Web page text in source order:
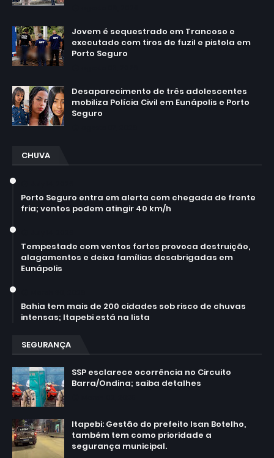
Jovem é sequestrado em Trancoso e
executado com tiros de fuzil e pistola em
Porto Seguro
Desaparecimento de três adolescentes
mobiliza Polícia Civil em Eunápolis e Porto
Seguro
CHUVA
Porto Seguro entra em alerta com chegada de frente
fria; ventos podem atingir 40 km/h
Tempestade com ventos fortes provoca destruição,
alagamentos e deixa famílias desabrigadas em
Eunápolis
Bahia tem mais de 200 cidades sob risco de chuvas
intensas; Itapebi está na lista
SEGURANÇA
SSP esclarece ocorrência no Circuito
Barra/Ondina; saiba detalhes
Itapebi: Gestão do prefeito Isan Botelho,
também tem como prioridade a
segurança municipal.